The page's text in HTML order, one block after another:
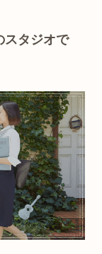
スタジオで